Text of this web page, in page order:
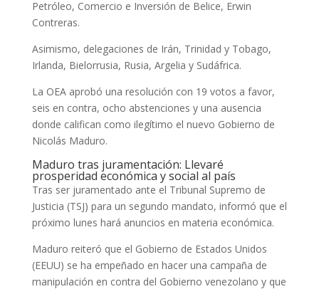
Petróleo, Comercio e Inversión de Belice, Erwin
Contreras.
Asimismo, delegaciones de Irán, Trinidad y Tobago,
Irlanda, Bielorrusia, Rusia, Argelia y Sudáfrica.
La OEA aprobó una resolución con 19 votos a favor,
seis en contra, ocho abstenciones y una ausencia
donde califican como ilegítimo el nuevo Gobierno de
Nicolás Maduro.
Maduro tras juramentación: Llevaré
prosperidad económica y social al país
Tras ser juramentado ante el Tribunal Supremo de
Justicia (TSJ) para un segundo mandato, informó que el
próximo lunes hará anuncios en materia económica.
Maduro reiteró que el Gobierno de Estados Unidos
(EEUU) se ha empeñado en hacer una campaña de
manipulación en contra del Gobierno venezolano y que